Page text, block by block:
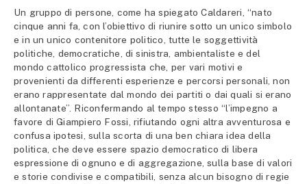
Un gruppo di persone, come ha spiegato Caldareri, “nato
cinque anni fa, con l’obiettivo di riunire sotto un unico simbolo
e in un unico contenitore politico, tutte le soggettività
politiche, democratiche, di sinistra, ambientaliste e del
mondo cattolico progressista che, per vari motivi e
provenienti da differenti esperienze e percorsi personali, non
erano rappresentate dal mondo dei partiti o dai quali si erano
allontanate”. Riconfermando al tempo stesso “l’impegno a
favore di Giampiero Fossi, rifiutando ogni altra avventurosa e
confusa ipotesi, sulla scorta di una ben chiara idea della
politica, che deve essere spazio democratico di libera
espressione di ognuno e di aggregazione, sulla base di valori
e storie condivise e compatibili, senza alcun bisogno di regie